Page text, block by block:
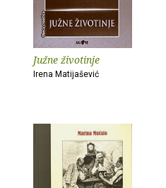
Južne životinje
Irena Matijašević